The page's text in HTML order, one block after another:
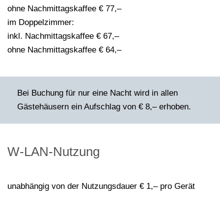
ohne Nachmittagskaffee € 77,–
im Doppelzimmer:
inkl. Nachmittagskaffee € 67,–
ohne Nachmittagskaffee € 64,–
Bei Buchung für nur eine Nacht wird in allen
Gästehäusern ein Aufschlag von € 8,– erhoben.
W-LAN-Nutzung
unabhängig von der Nutzungsdauer € 1,– pro Gerät